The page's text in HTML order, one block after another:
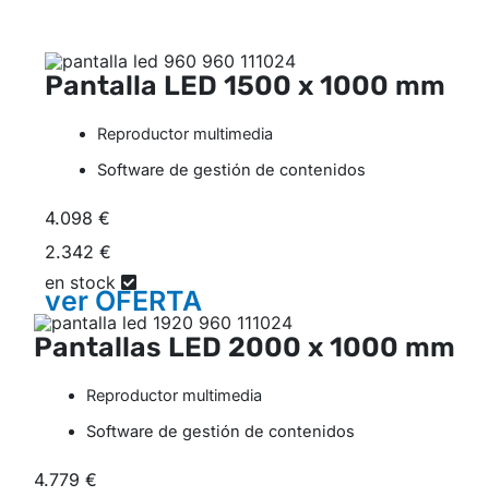
Pantalla LED 1500 x 1000 mm
Reproductor multimedia
Software de gestión de contenidos
4.098 €
2.342 €
en stock
verOFERTA
Pantallas LED 2000 x 1000 mm
Reproductor multimedia
Software de gestión de contenidos
4.779 €